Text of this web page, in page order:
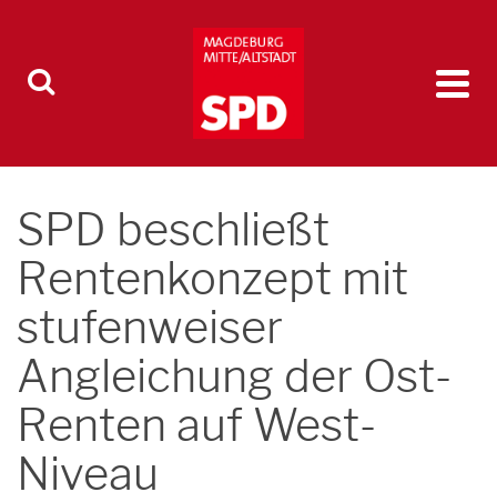
SPD beschließt
Rentenkonzept mit
stufenweiser
Angleichung der Ost-
Renten auf West-
Niveau